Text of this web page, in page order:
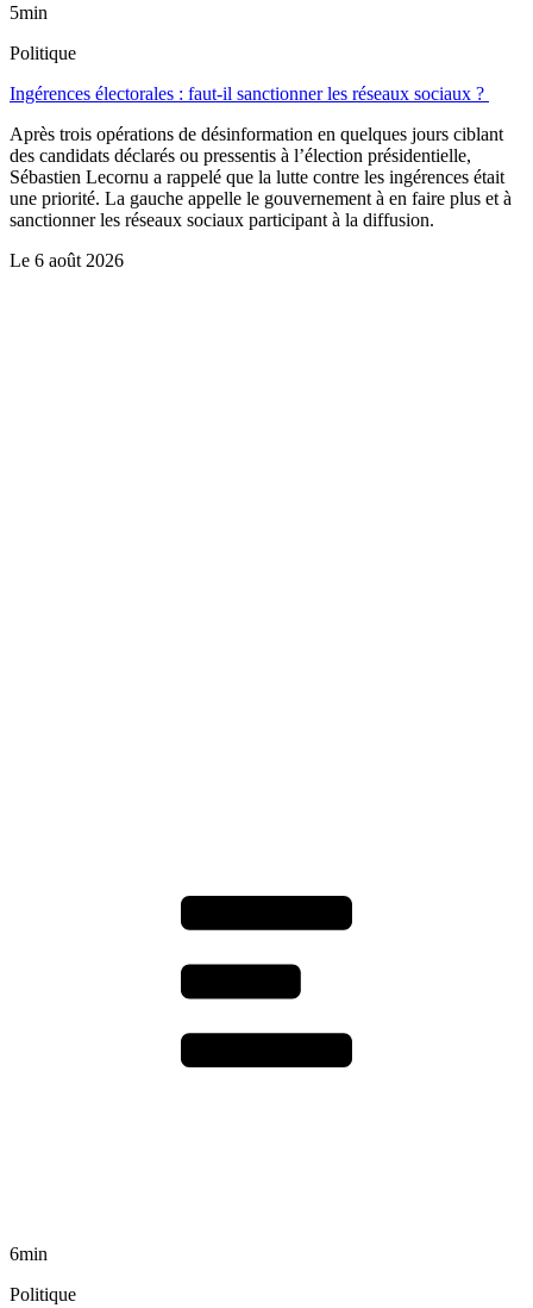
5min
Politique
Ingérences électorales : faut-il sanctionner les réseaux sociaux ?
Après trois opérations de désinformation en quelques jours ciblant
des candidats déclarés ou pressentis à l’élection présidentielle,
Sébastien Lecornu a rappelé que la lutte contre les ingérences était
une priorité. La gauche appelle le gouvernement à en faire plus et à
sanctionner les réseaux sociaux participant à la diffusion.
Le 6 août 2026
6min
Politique